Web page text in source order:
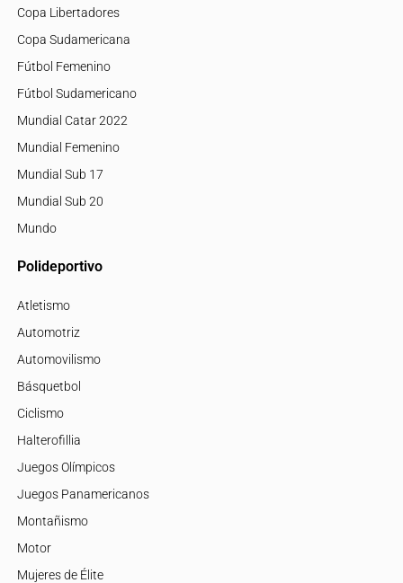
Copa Libertadores
Copa Sudamericana
Fútbol Femenino
Fútbol Sudamericano
Mundial Catar 2022
Mundial Femenino
Mundial Sub 17
Mundial Sub 20
Mundo
Polideportivo
Atletismo
Automotriz
Automovilismo
Básquetbol
Ciclismo
Halterofillia
Juegos Olímpicos
Juegos Panamericanos
Montañismo
Motor
Mujeres de Élite